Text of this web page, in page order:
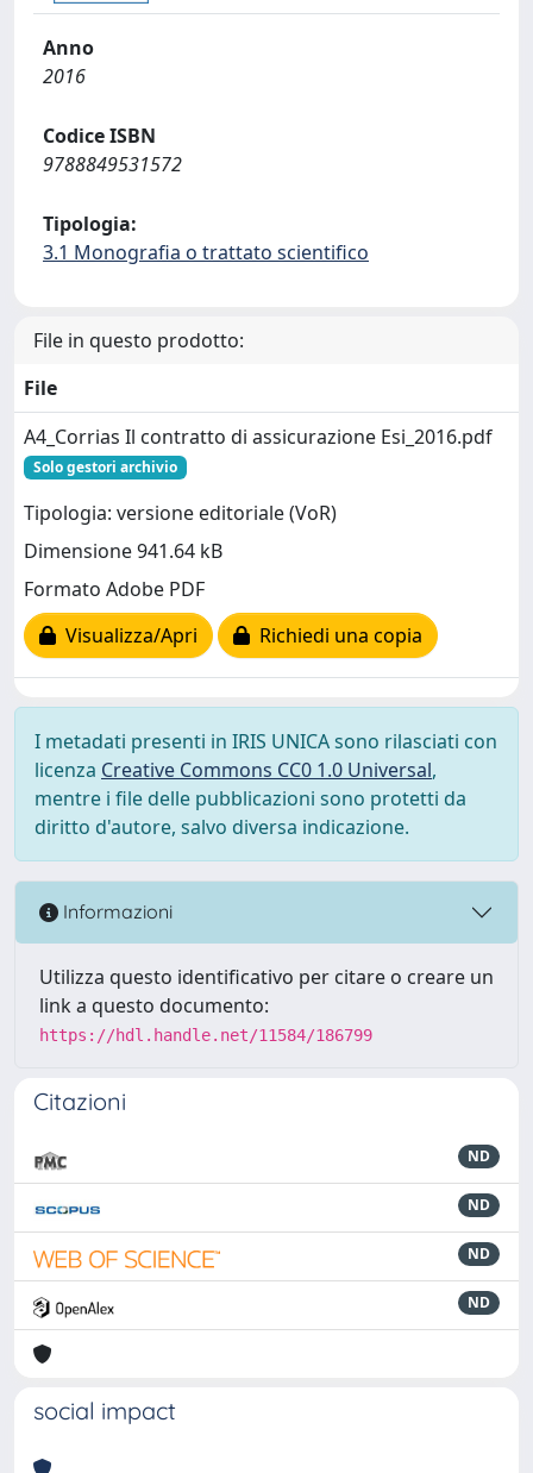
Anno
2016
Codice ISBN
9788849531572
Tipologia:
3.1 Monografia o trattato scientifico
File in questo prodotto:
File
A4_Corrias Il contratto di assicurazione Esi_2016.pdf
Solo gestori archivio
Tipologia: versione editoriale (VoR)
Dimensione 941.64 kB
Formato Adobe PDF
Visualizza/Apri
Richiedi una copia
I metadati presenti in IRIS UNICA sono rilasciati con
licenza Creative Commons CC0 1.0 Universal,
mentre i file delle pubblicazioni sono protetti da
diritto d'autore, salvo diversa indicazione.
Informazioni
Utilizza questo identificativo per citare o creare un
link a questo documento:
https://hdl.handle.net/11584/186799
Citazioni
ND
ND
ND
ND
social impact